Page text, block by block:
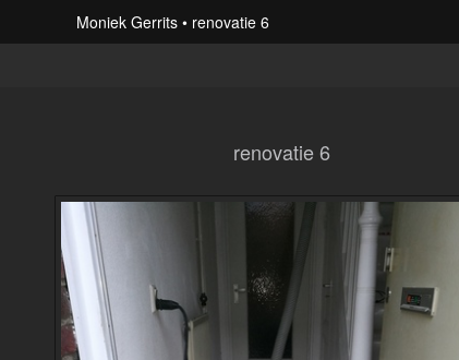
Moniek Gerrits
renovatie 6
renovatie 6